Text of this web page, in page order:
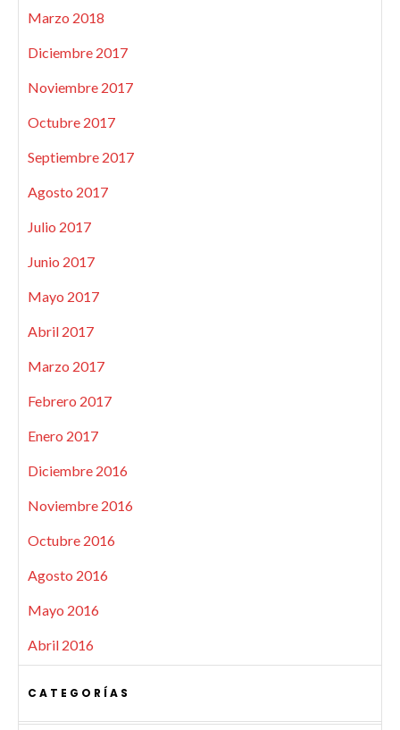
Marzo 2018
Diciembre 2017
Noviembre 2017
Octubre 2017
Septiembre 2017
Agosto 2017
Julio 2017
Junio 2017
Mayo 2017
Abril 2017
Marzo 2017
Febrero 2017
Enero 2017
Diciembre 2016
Noviembre 2016
Octubre 2016
Agosto 2016
Mayo 2016
Abril 2016
CATEGORÍAS